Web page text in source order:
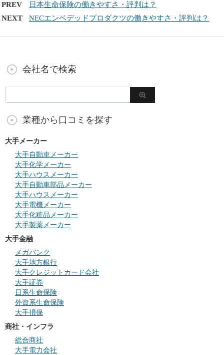
PREV
日本生命保険の働きやすさ・評判は？
NEXT
NECエンベデッドプロダクツの働きやすさ・評判は？
会社名で検索
業種から口コミを探す
大手メーカー
大手自動車メーカー
大手化学メーカー
大手ハウスメーカー
大手自動車部品メーカー
大手ハウスメーカー
大手電機メーカー
大手化粧品メーカー
大手製薬メーカー
大手金融
メガバンク
大手地方銀行
大手クレジットカード会社
大手証券
日系生命保険
外資系生命保険
大手損保
商社・インフラ
総合商社
大手電力会社